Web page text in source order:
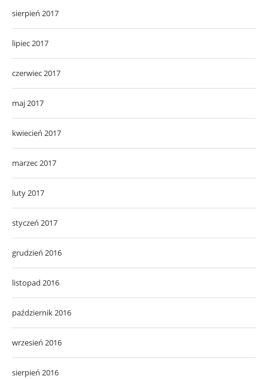
sierpień 2017
lipiec 2017
czerwiec 2017
maj 2017
kwiecień 2017
marzec 2017
luty 2017
styczeń 2017
grudzień 2016
listopad 2016
październik 2016
wrzesień 2016
sierpień 2016